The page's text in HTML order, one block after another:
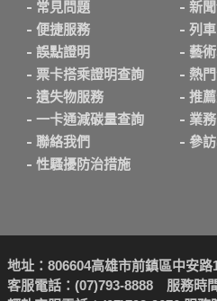
常見問題
便捷服務
誤點證明
票卡搭乘證明查詢
遺失物服務
一卡通減碳量查詢
聯絡我們
性騷擾防治措施
新
列
藝
熱
推
業
參
地址：806604高雄市前鎮區中安路
客服電話：(07)793-8888 服務時